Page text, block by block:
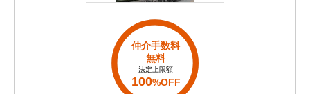
仲介手数料
無料
法定上限額
100%OFF